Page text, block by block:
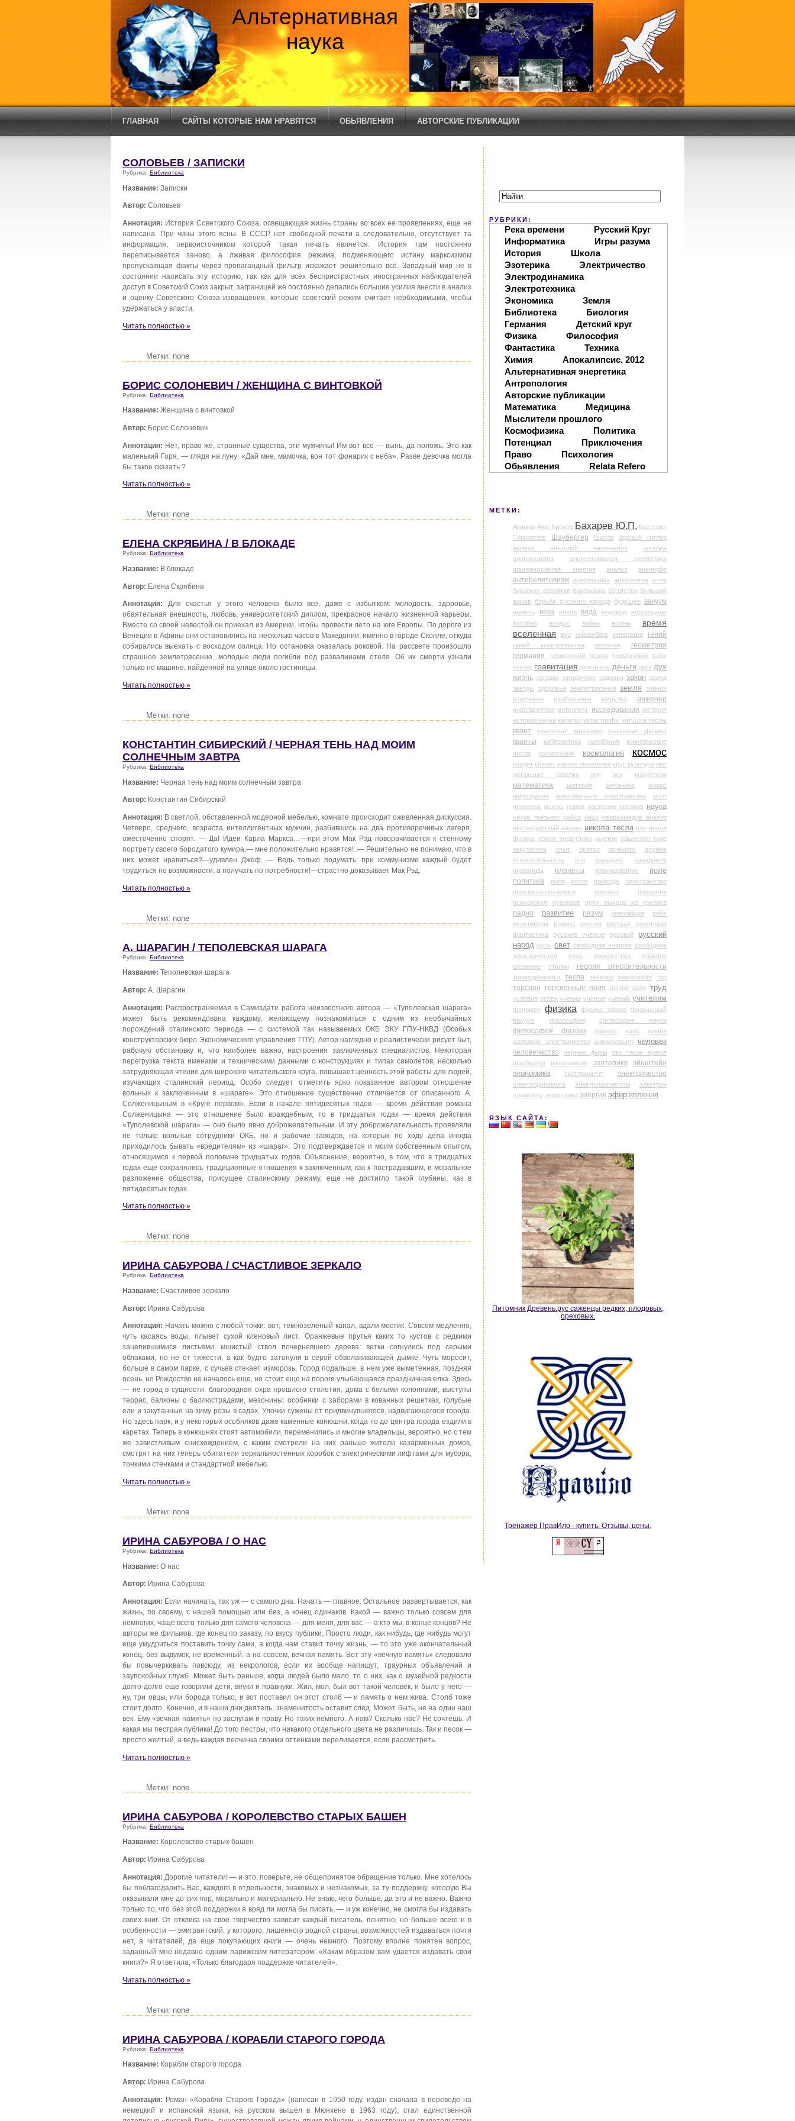
Альтернативная
наука
ГЛАВНАЯ САЙТЫ КОТОРЫЕ НАМ НРАВЯТСЯ ОБЬЯВЛЕНИЯ АВТОРСКИЕ ПУБЛИКАЦИИ
СОЛОВЬЕВ / ЗАПИСКИ
Рубрика: Библиотека
Название: Записки
Автор: Соловьев
Аннотация: История Советского Союза, освещающая жизнь страны во всех ее проявлениях, еще не
написана. При чины этого ясны. В СССР нет свободной печати а следовательно, отсутствует та
информация, первоисточником которой такая печать является. История там постоянно
переписывается заново, а лживая философия режима, подменяющего истину марксизмом
пропускающая факты через пропагандный фильтр искажает решительно всё. Западный мир не в
состоянии написать эту историю, так как для всех беспристрастных иностранных наблюдателей
доступ в Советский Союз закрыт, заграницей же постоянно делались большие усилия внести в анализ
и оценку Советского Союза извращения, которые советский режим считает необходимыми, чтобы
удержаться у власти.
Читать полностью »
Метки: none
БОРИС СОЛОНЕВИЧ / ЖЕНЩИНА С ВИНТОВКОЙ
Рубрика: Библиотека
Название: Женщина с винтовкой
Автор: Борис Солоневич
Аннотация: Нет, право же, странные существа, эти мужчины! Им вот все — вынь, да положь. Это как
маленький Горя, — глядя на луну: «Дай мне, мамочка, вон тот фонарик с неба». Разве девочка могла
бы такое сказать ?
Читать полностью »
Метки: none
ЕЛЕНА СКРЯБИНА / В БЛОКАДЕ
Рубрика: Библиотека
Название: В блокаде
Автор: Елена Скрябина
Аннотация:
Для счастья у этого человека было все, даже с избытком: молодость, здоровье,
обаятельная внешность, любовь, университетский диплом, прекрасное начало жизненной карьеры.
Вместе со своей невестой он приехал из Америки, чтобы провести лето на юге Европы. По дороге из
Венеции в Афины они остановились на несколько часов в Македонии, именно в городе Скопле, откуда
собирались выехать с восходом солнца. Но остановка оказалась роковой. На рассвете произошло
страшное землетрясение, молодые люди погибли под развалинами отеля. Об их смерти узнали
только по машине, найденной на улице около гостиницы.
Читать полностью »
Метки: none
КОНСТАНТИН СИБИРСКИЙ / ЧЕРНАЯ ТЕНЬ НАД МОИМ
СОЛНЕЧНЫМ ЗАВТРА
Рубрика: Библиотека
Название: Черная тень над моим солнечным завтра
Автор: Константин Сибирский
Аннотация: В светлой, обставленной модерной мебелью, комнате происходит оживленная дискуссия.
Четверо, среднего, возраста интеллигентных мужчин, разбившись на два противоречивых лагеря,
ожесточенно спорят. — Да! Идеи Карла Маркса…—при этом Мак Рэд поворачивается к стенному
портрету своего бородатого кумира,— мне положительно нравятся! .— Решительно не понимаю, что в
них может нравиться?—удивлен Джеф. — Ведь только подумать: при коммунизме каждый будет
трудиться по возможности, а получать по потребности!—страстно доказывает Мак Рэд.
Читать полностью »
Метки: none
А. ШАРАГИН / ТЕПОЛЕВСКАЯ ШАРАГА
Рубрика: Библиотека
Название: Теполевская шарага
Автор: А. Шарагин
Аннотация: Распространяемая в Самиздате работа неизвестного автора — «Туполевская шарага»
может быть рекомендована каждому, желающему познакомиться с одним из необычайных
порождений сталинского периода — с системой так называемых ОКБ ЭКУ ГПУ-НКВД (Особых
конструкторских бюро Экономического управления ГПУ). Автор наглядно и реалистически рисует быт,
рабочую обстановку и, что наиболее важно, настроения заключенных специалистов. Некоторая
перегрузка текста именами и техническими данными о конструкциях и типах самолетов, несколько
затрудняющая чтение для широкого читательского круга, повышает ценность этой работы для людей,
изучающих сталинский период. Особо следует отметить ярко показанное автором отношение
вольных к заключенным в «шараге». Это отношение существенно отличается от описанного А.
Солженицыным в «Круге первом». Если в начале пятидесятых годов — время действия романа
Солженицына — это отношение было враждебным, то в тридцатых годах — время действия
«Туполевской шараги» — оно было явно доброжелательным. И эту доброжелательность проявляли
не только вольные сотрудники ОКБ, но и рабочие заводов, на которых по ходу дела иногда
приходилось бывать «вредителям» из «шараг». Это подтверждается и моим собственным опытом,
относящимся к первой половине тридцатых годов. Объяснение, вероятно, в том, что в тридцатых
годах еще сохранялись традиционные отношения к заключенным, как к пострадавшим, и моральное
разложение общества, присущее сталинскому режиму, еще не достигло такой глубины, как в
пятидесятых годах.
Читать полностью »
Метки: none
ИРИНА САБУРОВА / СЧАСТЛИВОЕ ЗЕРКАЛО
Рубрика: Библиотека
Название: Счастливое зеркало
Автор: Ирина Сабурова
Аннотация: Начать можно с любой точки: вот, темнозеленый канал, вдали мостик. Совсем медленно,
чуть касаясь воды, плывет сухой кленовый лист. Оранжевые прутья каких то кустов с редкими
зацепившимися листьями, мшистый ствол почерневшего дерева: ветки согнулись под серыми
облаками, но не от тяжести, а как будто затонули в серой обволакивающей дымке. Чуть моросит,
больше в самом парке, с сучьев стекает изморозь. Город подальше, в нем уже выметенная, поздняя
осень, но Рождество не началось еще, не стоит еще на пороге улыбающаяся праздничная елка. Здесь
— не город в сущности: благородная охра прошлого столетия, дома с белыми колоннами, выступы
террас, балконы с баллюстрадами, мезонины: особняки с заборами в кованных решетках, голубые
ели и закутанные на зиму розы в садах. Улочки сужены от придвинувшегося, надвигающегося города.
Но здесь парк, и у некоторых особняков даже каменные конюшни: когда то до центра города ездили в
каретах. Теперь в конюшнях стоят автомобили, переменились и многие владельцы, вероятно, но с тем
же завистливым снисхождением, с каким смотрели на них раньше жители казарменных домов,
смотрят на них теперь обитатели зеркальностенных коробок с электрическими лифтами для мусора,
тонкими стенками и стандартной мебелью.
Читать полностью »
Метки: none
ИРИНА САБУРОВА / О НАС
Рубрика: Библиотека
Название: О нас
Автор: Ирина Сабурова
Аннотация: Если начинать, так уж — с самого дна. Начать — главное. Остальное развертывается, как
жизнь, по своему, с нашей помощью или без, а конец одинаков. Какой — важно только совсем для
немногих, чаще всего только для самого человека — для меня, для вас — а кто мы, в конце концов? Не
авторы же фильмов, где конец по заказу, по вкусу публики. Просто люди, как нибудь, где нибудь могут
еще умудриться поставить точку сами, а когда нам ставит точку жизнь, — то это уже окончательный
конец, без выдумок, не временный, а на совсем, вечная память. Вот эту «вечную память» следовало
бы повычеркивать повсюду, из некрологов, если их вообще напишут, траурных объявлений и
заупокойных служб. Может быть раньше, когда людей было мало, то о них, как о музейной редкости
долго-долго еще говорили дети, внуки и правнуки. Жил, мол, был вот такой человек, и было у него —
ну, три овцы, или борода только, и вот поставил он этот столб — и память о нем жива. Столб тоже
стоит долго. Конечно, и в наши дни деятель, знаменитость оставит след. Может быть, не на один наш
век. Ему «вечная память» по заслугам и праву. Но таких немного. А нам? Сколько нас? Не сочтешь. И
какая мы пестрая публика! До того пестры, что никакого отдельного цвета не различишь. Так и песок —
просто желтый, а ведь каждая песчинка своими оттенками переливается, если рассмотреть.
Читать полностью »
Метки: none
ИРИНА САБУРОВА / КОРОЛЕВСТВО СТАРЫХ БАШЕН
Рубрика: Библиотека
Название: Королевство старых башен
Автор: Ирина Сабурова
Аннотация: Дорогие читатели! — и это, поверьте, не общепринятое обращение только. Мне хотелось
бы поблагодарить Вас, каждого в отдельности, знакомых и незнакомых, за ту поддержку, которую Вы
оказывали мне до сих пор, морально и материально. Не знаю, чего больше, да это и не важно. Важно
только то, что без этой поддержки я вряд ли могла бы писать, — и уж конечно, не смогла бы издавать
своих книг. От отклика на свое творчество зависит каждый писатель, понятно, но больше всего и в
особенности — эмигрантский, у которого, лишенного родной страны, возможностей издаваться почти
нет, а читателей, да еще покупающих книги — очень немного. Поэтому вполне понятен вопрос,
заданный мне недавно одним парижским литератором: «Каким образом вам удается издавать свои
книги?» Я ответила; «Только благодаря поддержке читателей».
Читать полностью »
Метки: none
ИРИНА САБУРОВА / КОРАБЛИ СТАРОГО ГОРОДА
Рубрика: Библиотека
Название: Корабли старого города
Автор: Ирина Сабурова
Аннотация: Роман «Корабли Старого Города» (написан в 1950 году, издан сначала в переводе на
немецкий и испанский языки, на русском вышел в Мюнхене в 1963 году), стал единственной
РУБРИКИ:
Река времени
Русский Круг
Информатика
Игры разума
История
Школа
Эзотерика
Электричество
Электродинамика
Электротехника
Экономика
Земля
Библиотека
Биология
Германия
Детский круг
Физика
Философия
Фантастика
Техника
Химия
Апокалипсис. 2012
Альтернативная энергетика
Антропология
Авторские публикации
Математика
Медицина
Мыслители прошлого
Космофизика
Политика
Потенциал
Приключения
Право
Психология
Обьявления
Relata Refero
МЕТКИ:
Акимов Аюр Кирусс Бахарев Ю.П. Кастерин
Тимирязев
Шаубергер Шипов
адольф гитлер
акимов анатолий евгеньевич
алгебра
альтернатива
альтернативная энергетика
альтернативная энергия
анализ аненербе
антирелятивизм арифметика археология атом
биология развития биофизика богатство большой
взрыв
борьба русского народа будущее вакуум
валюта века вихри вода водород
водородное
топливо
воздух война волны
время
вселенная
вуз гейзенберг генератор гений
гений электричества геология
геометрия
германия
германский народ
германский рейх
гитлер гравитация двигатель деньги диск дух
жизнь загадки загадочное задания закон заряд
звезды
здоровье землетрясения земля
знания
излучение
изобретения импульс инженер
инопланетяне интеллект исследования история
история науки капитал катастрофы катушка теслы
квант квантовая механика квантовая физика
кванты кибернетика колебания
комплексные
числа
космогония космология космос
кредит кризис кризис экономики круг культура лес
летающие тарелки
луч маг магнетизм
математика материя механика
микро
мироздание
многомерные пространства
мозг
человека мысль народ наследие предков наука
наука третьего рейха наци
неархимедов анализ
нестандартный анализ никола тесла нло новая
физика новая энергетика ньютон общество туле
оккультизм
опыт оратор организм
оружие
относительность
ото парадокс
парадоксы
пирамиды
планеты планирование
поле
политика
поля поток природа
пространство
пространство-время
процент
проценты
психология
пуанкаре пути выхода из кризиса
радио развитие разум революция
рейх
релятивизм
родина россия
русская советская
фантастика
русские ученые русский
русский
народ русь свет свободная энергия свободное
электричество
сила синергетика
славяне
сознание
сталин теория относительности
термодинамика тесла техника технология тор
торсион торсионные поля третий рейх труд
условия успех учение ученые ученый учителям
феномен физика физика эфира
физический
вакуум
философия философия науки
философия физики форекс хаос
химия
холодное электричество
цивилизация человек
человечество черные дыры
что такое время
шаубергер
школьникам эзотерика
эйнштейн
экономика
эксперимент электричество
электродинамика электромагнетизм
электрон
элементы энергетика энергия эфир явления
ЯЗЫК САЙТА:
Питомник Древень.рус саженцы редких, плодовых,
ореховых.
Тренажёр ПравИло - купить. Отзывы, цены.